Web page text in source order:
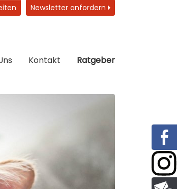
Newsletter anfordern
Kontakt Ratgeber